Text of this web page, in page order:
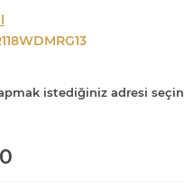
istediğiniz adresi seçin